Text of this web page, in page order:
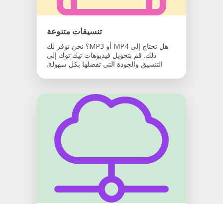
تنسيقات متنوعة
هل تحتاج إلى MP4 أو MP3؟ نحن نوفر لك
ذلك. قم بتحويل فيديوهات تيك توك إلى
التنسيق والجودة التي تفضلها بكل سهولة.